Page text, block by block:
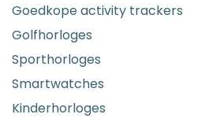
Goedkope activity trackers
Golfhorloges
Sporthorloges
Smartwatches
Kinderhorloges